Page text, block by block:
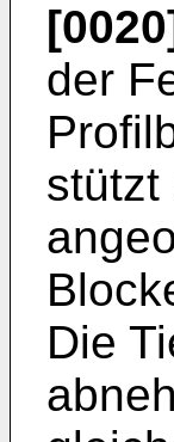
der
stützt
Die